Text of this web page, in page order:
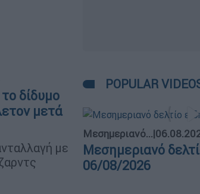
δίδυμο
μετά
με
POPULAR
Μεσημεριανό...|
Μεσημεριανό
06/08/2026